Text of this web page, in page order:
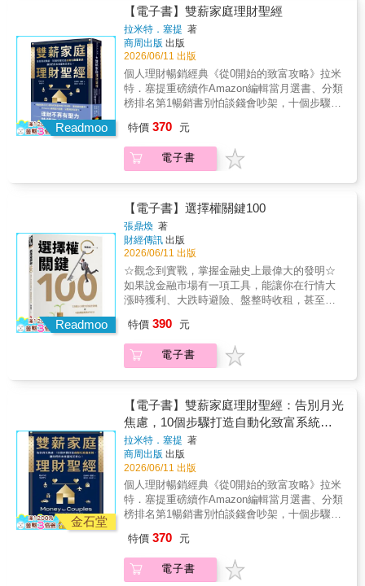
四年多就達成退休目標： 「這套方法，在我親
身經歷過的多空震盪中，禁得起考驗。」
一個變數，那就是「市場趨勢」 本書以生動
的故事形式，帶領你透過頂尖操盤手的眼睛看
市場，並揭露成功交易者偏好市場波動的特性
——唯有緊盯正確的買賣時機，制定嚴格的風
險管理系統，將人性的弱點隱藏在交易紀律之
下，才能贏得超額報酬。 了解順勢交易的精
髓，幫助你在多變的金融世界中，從容跑贏大
盤、穩健致富！國內好評推薦──（按首字筆畫
排列）余鎮文｜前JPMorgan 執行董事、《曼
股市阿水｜布林通道財經部落客施雅棠｜「美
股夢想家」創辦人黃大塚｜交易實戰家、「黃
大塚投資日記」粉絲團版主黃豐凱｜今周學堂
冊》作者游庭皓｜財經直播主資工心理人｜財
經部落客、「資工心理人的理財筆記」粉絲團
版主葉韋辰（Ego）｜台股正念交易師謝晨彥｜
股怪教授、《ETF佛系致富》作者謝富旭｜
《存股助理電子報》總編輯、《中年財富覺
醒》作者國外好評推薦──凡恩．沙普｜國際知
名投資顧問、教練庫倫．羅奇｜奧盛投資公司
者，《輕鬆致富》作者密班．費波｜甘布爾投
資管理公司首席投資長馬克．梅林｜《高績效
期貨管理》作者安迪森．維金｜知名暢銷財經
斯．納維里爾｜資產管理公司Navellier &
Associates, Inc.創始人暨董事長 這本書最值
得讀的地方，在於它逼你面對幾個很不舒服的
問題：你有沒有一套完整的投資系統？你怎麼
定義自己錯了？你願意為了捕捉少數大機會，
承受多少次小失敗？你到底是在管理風險，還
是在管理自己的面子？如果一本投資書能讓你
開始問這些問題，它就已經不是普通的交易書
了。──余鎮文，前JPMorgan 執行董事、《曼
報Pro》共同創辦人 投資不該是每天被財經新
易》帶我們跳脫預測市場的迷思，看14位頂級
操盤手如何化繁為簡。其實，交易就像經營生
跌時該怎麼辦？」都能快速找到答案。更重要
的是，書中每題除了重點解析，還搭配金句、
Checklist與行動建議，讀完不只懂概念，還知
道下一步該怎麼做。這使它不只是一本讀過就
放下的理財書，而是一本可以反覆翻閱、隨時
查找、在人生不同階段都能派上用場的理財工
具書。量化分析專家告訴你成功率最高的理財
少。但是投資高手提出的方法被開發為投資商
品的就鳳毛麟角了。葉怡成教授發展的價值成
長指標（Growth Value Indicator，GVI），曾
品中居於前5。在本書中，作者秉持科學分析的
精神，告訴你禁得起事實考驗的理財知識。
著一題一題的提問，逐步建立正確觀念，知道
自己為什麼要投資、該怎麼開始，以及哪些錯
誤最常讓人一開始就走偏。對想學理財卻不知
道從哪裡開始的人來說，這100題不是零散知
識，而是一套由淺入深、能真正幫你打好基礎
的理財入門系統。方便查閱，值得長放案頭
《理財關鍵100》最實用的地方，在於它不是一
口氣灌輸理論，而是採用高度清楚的模組化與
問答式編排。全書依主題分成理財觀念、基礎
保險與持續學習等模組，每一題都聚焦一個明
確問題，讓讀者可以依照自己當下最需要解決
的困惑直接翻查，不論是「我該先存錢還是先
跌時該怎麼辦？」都能快速找到答案。更重要
的是，書中每題除了重點解析，還搭配金句、
Checklist與行動建議，讀完不只懂概念，還知
道下一步該怎麼做。這使它不只是一本讀過就
放下的理財書，而是一本可以反覆翻閱、隨時
查找、在人生不同階段都能派上用場的理財工
具書。量化分析專家告訴你成功率最高的理財
少。但是投資高手提出的方法被開發為投資商
品的就鳳毛麟角了。葉怡成教授發展的價值成
長指標（Growth Value Indicator，GVI），曾
品中居於前5。在本書中，作者秉持科學分析的
精神，告訴你禁得起事實考驗的理財知識。
Readmoo
【電子書】雙薪家庭理財聖經
拉米特．塞提 著
商周出版 出版
2026/06/11 出版
個人理財暢銷經典《從0開始的致富攻略》拉米
特．塞提重磅續作Amazon編輯當月選書、分類
榜排名第1暢銷書別怕談錢會吵架，十個步驟建
向富裕人生！「你怎麼又亂花錢！」「我感覺
我們的錢永遠都不夠用。」「小孩又要戶外教
學了，我不知道要怎麼生出那筆錢。」你和另
活；或者其中一方擔心負債，另一方卻認為人
就是要活在當下。別怕！這本書就是為此而
寫。暢銷作家、個人理財專家拉米特．塞提，
曾經幫助無數對伴侶擺脫各式各樣的財務困
境、活出真正的富裕人生。翻開本書，你將學
到：▍如何和伴侶開啟積極、正面的財務對
話，從此不再為錢爭吵。▍打造「富裕人生願
景」，和另一半一起勇敢做夢，讓錢實現你們
理想的生活。▍擬訂「清醒支出計畫」，徹底
旋鈕」調配支出，減少非必要開支，把錢花在
你和另一半真正熱愛的事物。▍透過簡單的帳
戶設定建立「自動化致富系統」，消費、投資
和儲蓄一次搞定。▍如果你們有債務，如何在
還債的同時享受富裕人生？▍面對買房、買車
等重大支出，如何做出讓雙方都安心的財務決
定？▍如何教導孩子學習正確的金錢觀？無論
你們財務狀況如何，這本書都能幫助你和另一
半不再為錢煩惱，一起打造更理想的生活，婚
姻與家庭都富裕又安心！富裕推薦——Jet Lee
／「Jet Lee的投資隨筆」版主柚智夫妻／
YouTuber、一人公司經營者珊迪兔／「精算媽
彥行／國立臺灣大學財務金融學系教授（依首
字筆劃排序）「我和柚子常被問：『夫妻一起
創業、一起生活，不會吵架嗎？』會。最容易
特價 370 元
電子書
Readmoo
【電子書】選擇權關鍵100
張鼎煥 著
財經傳訊 出版
2026/06/11 出版
☆觀念到實戰，掌握金融史上最偉大的發明☆
如果說金融市場有一項工具，能讓你在行情大
漲時獲利、大跌時避險、盤整時收租，甚至用
了解它嗎？這就是選擇權——被譽為「金融史
上最偉大的發明」。《選擇權關鍵100》是一本
專為華人投資者撰寫的選擇權入門與進階指
週選如何佈局」，再到學術與應用層面的「波
動率指數」、「認購售權證」、「實質選擇
權」，涵蓋了選擇權投資人所需知道的全部核
心知識。
特價 390 元
電子書
金石堂
【電子書】雙薪家庭理財聖經：告別月光
焦慮，10個步驟打造自動化致富系統，
讓你們的未來富裕又安心！
拉米特．塞提 著
商周出版 出版
2026/06/11 出版
個人理財暢銷經典《從0開始的致富攻略》拉米
特．塞提重磅續作Amazon編輯當月選書、分類
榜排名第1暢銷書別怕談錢會吵架，十個步驟建
向富裕人生！「你怎麼又亂花錢！」「我感覺
我們的錢永遠都不夠用。」「小孩又要戶外教
學了，我不知道要怎麼生出那筆錢。」你和另
特價 370 元
電子書